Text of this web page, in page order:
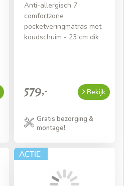
Anti-allergisch 7
comfortzone
pocketveringmatras met
koudschuim - 23 cm dik
579,- Bekijk
Gratis bezorging &
montage!